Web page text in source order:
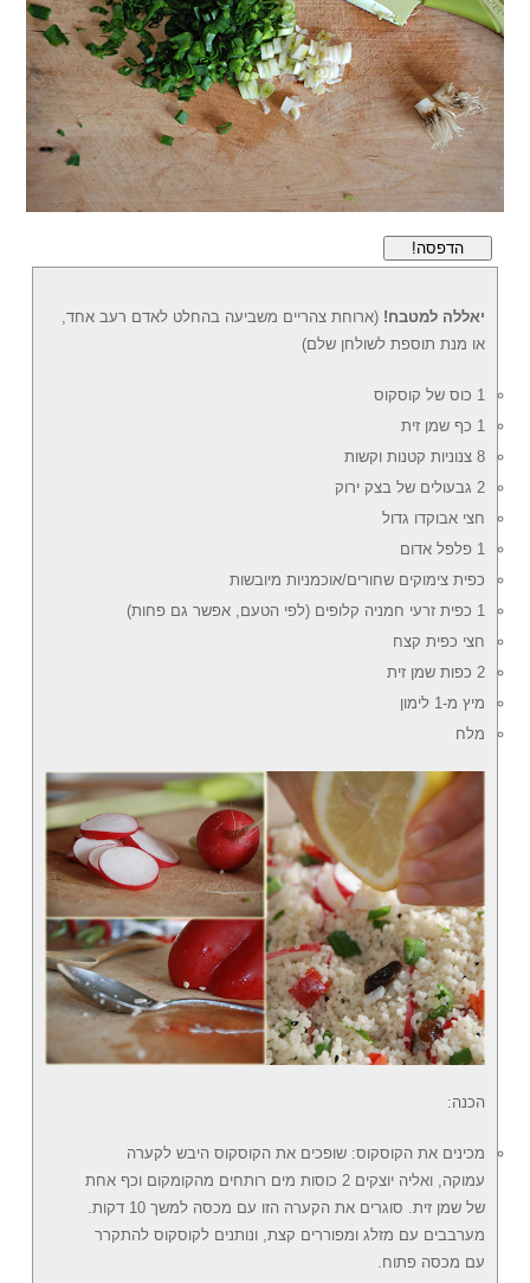
הדפסה!
יאללה למטבח! (ארוחת צהריים משביעה בהחלט לאדם רעב אחד,
או מנת תוספת לשולחן שלם)
1 כוס של קוסקוס
1 כף שמן זית
8 צנוניות קטנות וקשות
2 גבעולים של בצק ירוק
חצי אבוקדו גדול
1 פלפל אדום
כפית צימוקים שחורים/אוכמניות מיובשות
1 כפית זרעי חמניה קלופים (לפי הטעם, אפשר גם פחות)
חצי כפית קצח
2 כפות שמן זית
מיץ מ-1 לימון
מלח
הכנה:
מכינים את הקוסקוס: שופכים את הקוסקוס היבש לקערה
עמוקה, ואליה יוצקים 2 כוסות מים רותחים מהקומקום וכף אחת
של שמן זית. סוגרים את הקערה הזו עם מכסה למשך 10 דקות.
מערבבים עם מזלג ומפוררים קצת, ונותנים לקוסקוס להתקרר
עם מכסה פתוח.